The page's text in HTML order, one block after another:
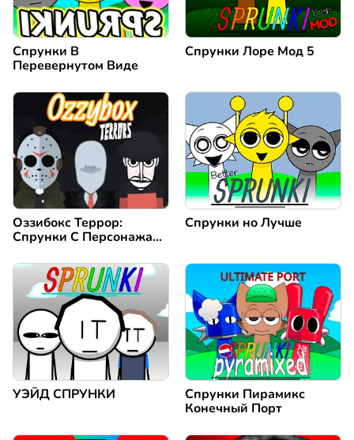
Спрунки В
Перевернутом Виде
Спрунки Лоре Мод 5
Оззибокс Террор:
Спрунки С Персонажами
Спрунки но Лучше
УЭЙД СПРУНКИ
Спрунки Пирамикс
Конечный Порт